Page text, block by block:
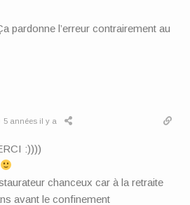
pardonne l’erreur contrairement au
5 années il y a
:))))
chanceux car à la retraite
avant le confinement